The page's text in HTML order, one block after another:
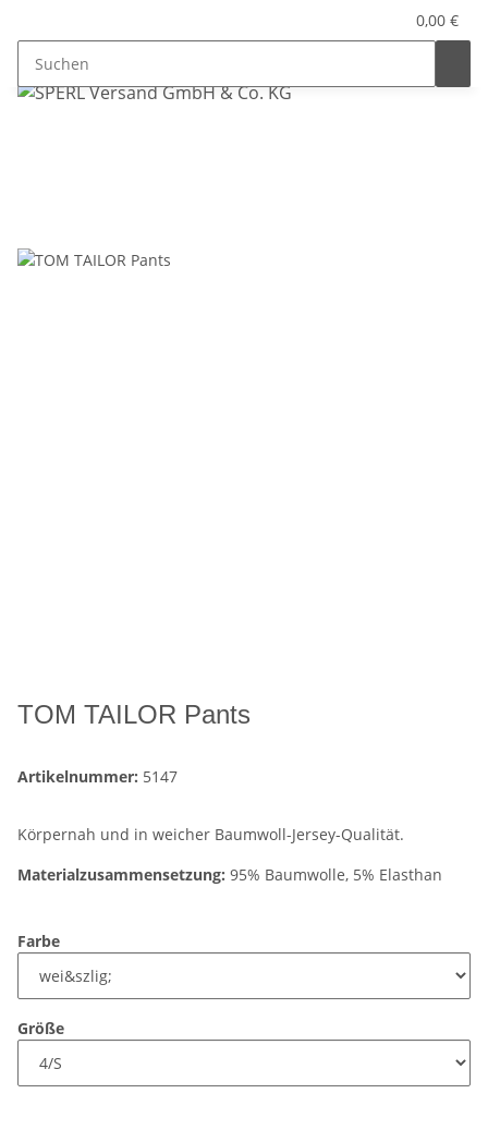
0,00 €
TOM TAILOR Pants
Artikelnummer: 5147
Körpernah und in weicher Baumwoll-Jersey-Qualität.
Materialzusammensetzung: 95% Baumwolle, 5% Elasthan
Farbe
Größe